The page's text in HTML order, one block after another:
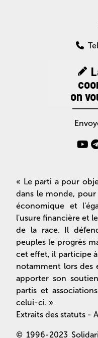
on
« Le parti a pour
dans le monde,
économique et
l'usure financière et
de la race. Il
peuples le progrès
cet effet, il participe
notamment lors des
apporter son
partis et
celui-ci. »
Extraits des statuts -
© 1996-2023